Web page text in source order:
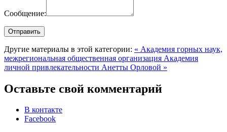
Сообщение:
Другие материалы в этой категории: « Академия горных наук,
межрегиональная общественная организация Академия
личной привлекательности Анетты Орловой »
Оставьте свой комментарий
В контакте
Facebook